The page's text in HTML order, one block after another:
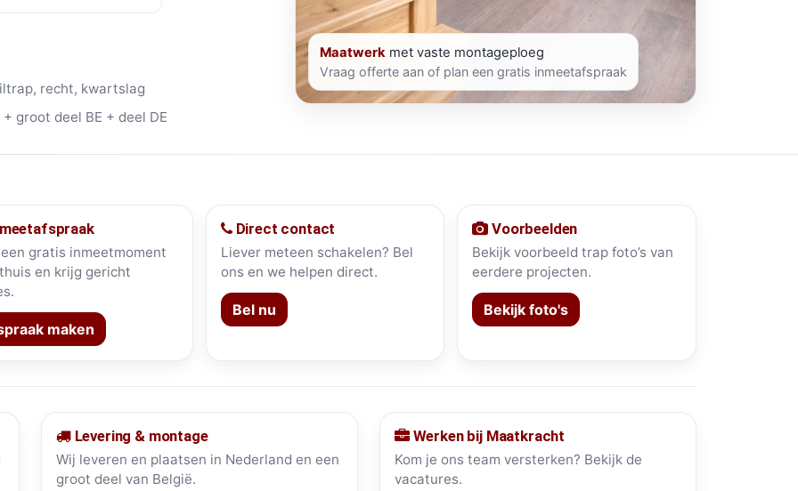
recht, kwartslag
+ groot deel BE + deel DE
Maatwerk met vaste montageploeg
Vraag offerte aan of plan een gratis inmeetafspraak
gratis inmeetmoment
en krijg gericht
maken
Direct contact
Liever meteen schakelen? Bel
ons en we helpen direct.
Bel nu
Voorbeelden
Bekijk voorbeeld trap foto’s van
eerdere projecten.
Bekijk foto's
Levering & montage
Wij leveren en plaatsen in Nederland en een
groot deel van België.
Werken bij Maatkracht
Kom je ons team versterken? Bekijk de
vacatures.